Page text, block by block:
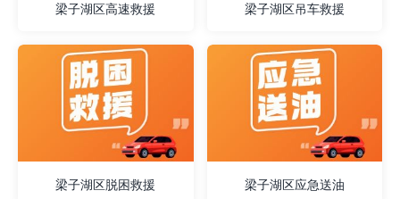
梁子湖区高速救援 梁子湖区吊车救援
梁子湖区脱困救援 梁子湖区应急送油